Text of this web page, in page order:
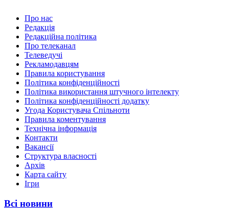
Про нас
Редакція
Редакційна політика
Про телеканал
Телеведучі
Рекламодавцям
Правила користування
Політика конфіденційності
Політика використання штучного інтелекту
Політика конфіденційності додатку
Угода Користувача Спільноти
Правила коментування
Технічна інформація
Контакти
Вакансії
Структура власності
Архів
Карта сайту
Ігри
Всі новини